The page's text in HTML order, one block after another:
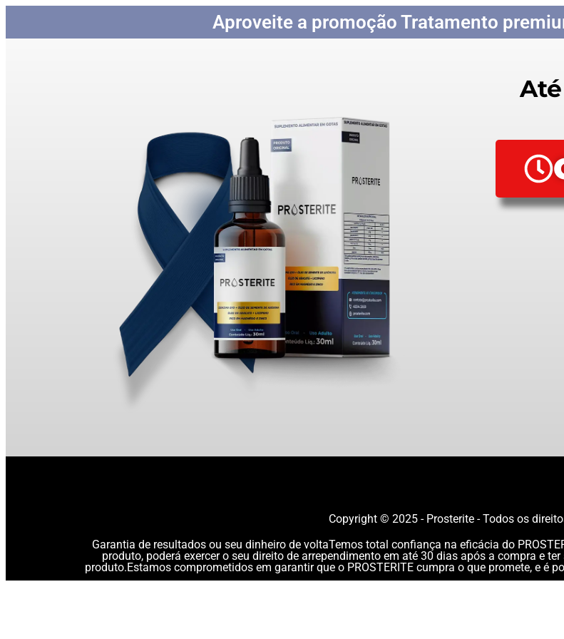
Aproveite a promoção Tratamento
Copyright © 2025 - Prosterite - Todos os
Garantia de resultados ou seu dinheiro de voltaTemos total confiança na eficácia do
produto, poderá exercer o seu direito de arrependimento em até 30 dias após a compra e
produto.Estamos comprometidos em garantir que o PROSTERITE cumpra o que promete, e é